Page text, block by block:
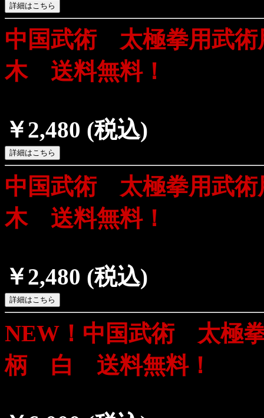
中国武術 太極拳用武
木 送料無料！
￥2,480 (税込)
中国武術 太極拳用武
木 送料無料！
￥2,480 (税込)
NEW！中国武術 太極
柄 白 送料無料！